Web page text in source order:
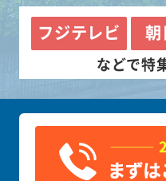
フジテレビ
などで特